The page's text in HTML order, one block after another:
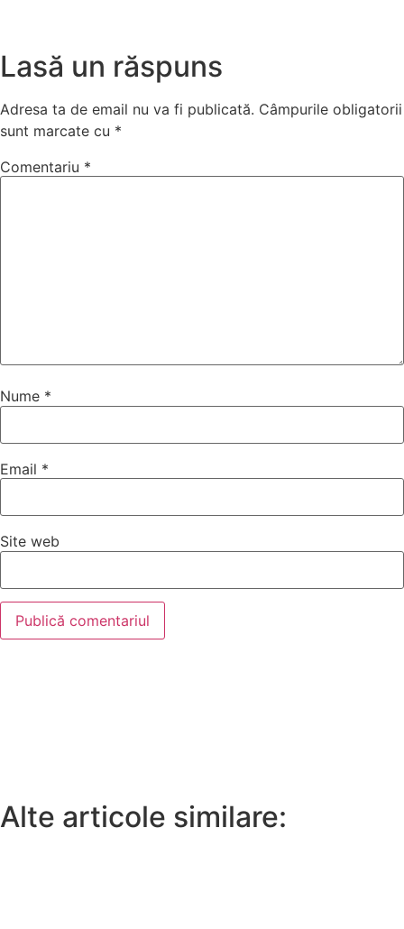
Lasă un răspuns
Adresa ta de email nu va fi publicată. Câmpurile obligatorii
sunt marcate cu *
Comentariu *
Nume *
Email *
Site web
Alte articole similare: